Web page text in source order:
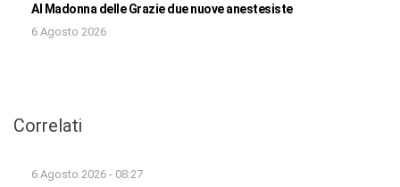
Al Madonna delle Grazie due nuove anestesiste
6 Agosto 2026
Correlati
6 Agosto 2026 - 08:27